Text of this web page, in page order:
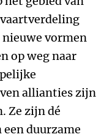
vormen
op weg naar
allianties zijn
Ze zijn dé
duurzame